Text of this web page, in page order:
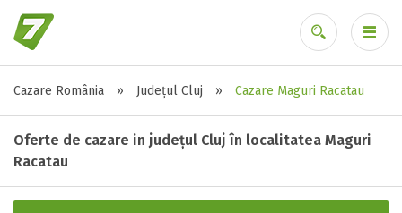
Cazare România » Județul Cluj » Cazare Maguri Racatau
Oferte de cazare in județul Cluj în localitatea Maguri
Racatau
Alte tipuri de unități
Toate tipurile de unitati de cazari
Cabana ( 8 )